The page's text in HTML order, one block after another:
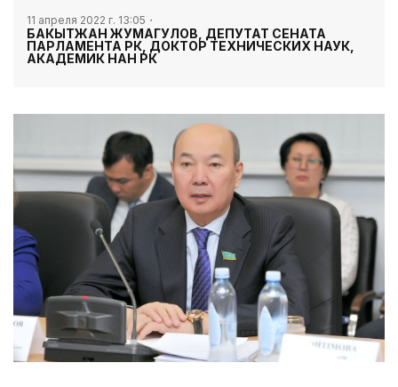
11 апреля 2022 г. 13:05
БАКЫТЖАН ЖУМАГУЛОВ, ДЕПУТАТ СЕНАТА
ПАРЛАМЕНТА РК, ДОКТОР ТЕХНИЧЕСКИХ НАУК,
АКАДЕМИК НАН РК